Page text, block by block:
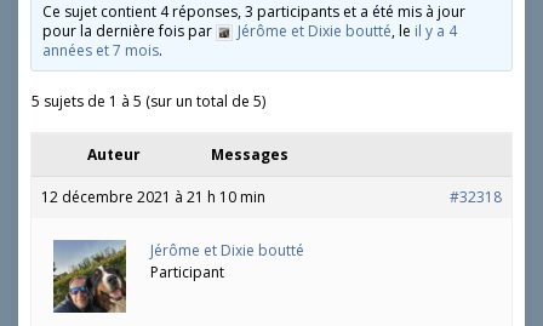
Ce sujet contient 4 réponses, 3 participants et a été mis à jour
pour la dernière fois par
Jérôme et Dixie boutté, le il y a 4
années et 7 mois.
5 sujets de 1 à 5 (sur un total de 5)
Auteur Messages
12 décembre 2021 à 21 h 10 min #32318
Jérôme et Dixie boutté
Participant